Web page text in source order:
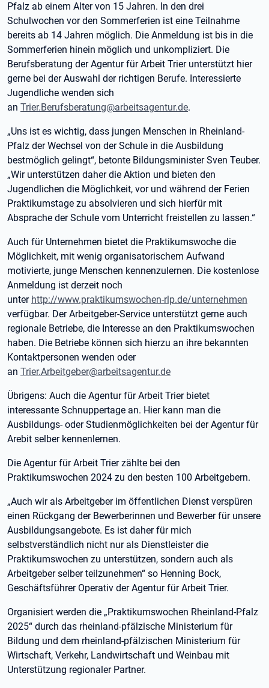
Pfalz ab einem Alter von 15 Jahren. In den drei
Schulwochen vor den Sommerferien ist eine Teilnahme
bereits ab 14 Jahren möglich. Die Anmeldung ist bis in die
Sommerferien hinein möglich und unkompliziert. Die
Berufsberatung der Agentur für Arbeit Trier unterstützt hier
gerne bei der Auswahl der richtigen Berufe. Interessierte
Jugendliche wenden sich
an Trier.Berufsberatung@arbeitsagentur.de.
„Uns ist es wichtig, dass jungen Menschen in Rheinland-
Pfalz der Wechsel von der Schule in die Ausbildung
bestmöglich gelingt“, betonte Bildungsminister Sven Teuber.
„Wir unterstützen daher die Aktion und bieten den
Jugendlichen die Möglichkeit, vor und während der Ferien
Praktikumstage zu absolvieren und sich hierfür mit
Absprache der Schule vom Unterricht freistellen zu lassen.“
Auch für Unternehmen bietet die Praktikumswoche die
Möglichkeit, mit wenig organisatorischem Aufwand
motivierte, junge Menschen kennenzulernen. Die kostenlose
Anmeldung ist derzeit noch
unter http://www.praktikumswochen-rlp.de/unternehmen
verfügbar. Der Arbeitgeber-Service unterstützt gerne auch
regionale Betriebe, die Interesse an den Praktikumswochen
haben. Die Betriebe können sich hierzu an ihre bekannten
Kontaktpersonen wenden oder
an Trier.Arbeitgeber@arbeitsagentur.de
Übrigens: Auch die Agentur für Arbeit Trier bietet
interessante Schnuppertage an. Hier kann man die
Ausbildungs- oder Studienmöglichkeiten bei der Agentur für
Arebit selber kennenlernen.
Die Agentur für Arbeit Trier zählte bei den
Praktikumswochen 2024 zu den besten 100 Arbeitgebern.
„Auch wir als Arbeitgeber im öffentlichen Dienst verspüren
einen Rückgang der Bewerberinnen und Bewerber für unsere
Ausbildungsangebote. Es ist daher für mich
selbstverständlich nicht nur als Dienstleister die
Praktikumswochen zu unterstützen, sondern auch als
Arbeitgeber selber teilzunehmen“ so Henning Bock,
Geschäftsführer Operativ der Agentur für Arbeit Trier.
Organisiert werden die „Praktikumswochen Rheinland-Pfalz
2025“ durch das rheinland-pfälzische Ministerium für
Bildung und dem rheinland-pfälzischen Ministerium für
Wirtschaft, Verkehr, Landwirtschaft und Weinbau mit
Unterstützung regionaler Partner.